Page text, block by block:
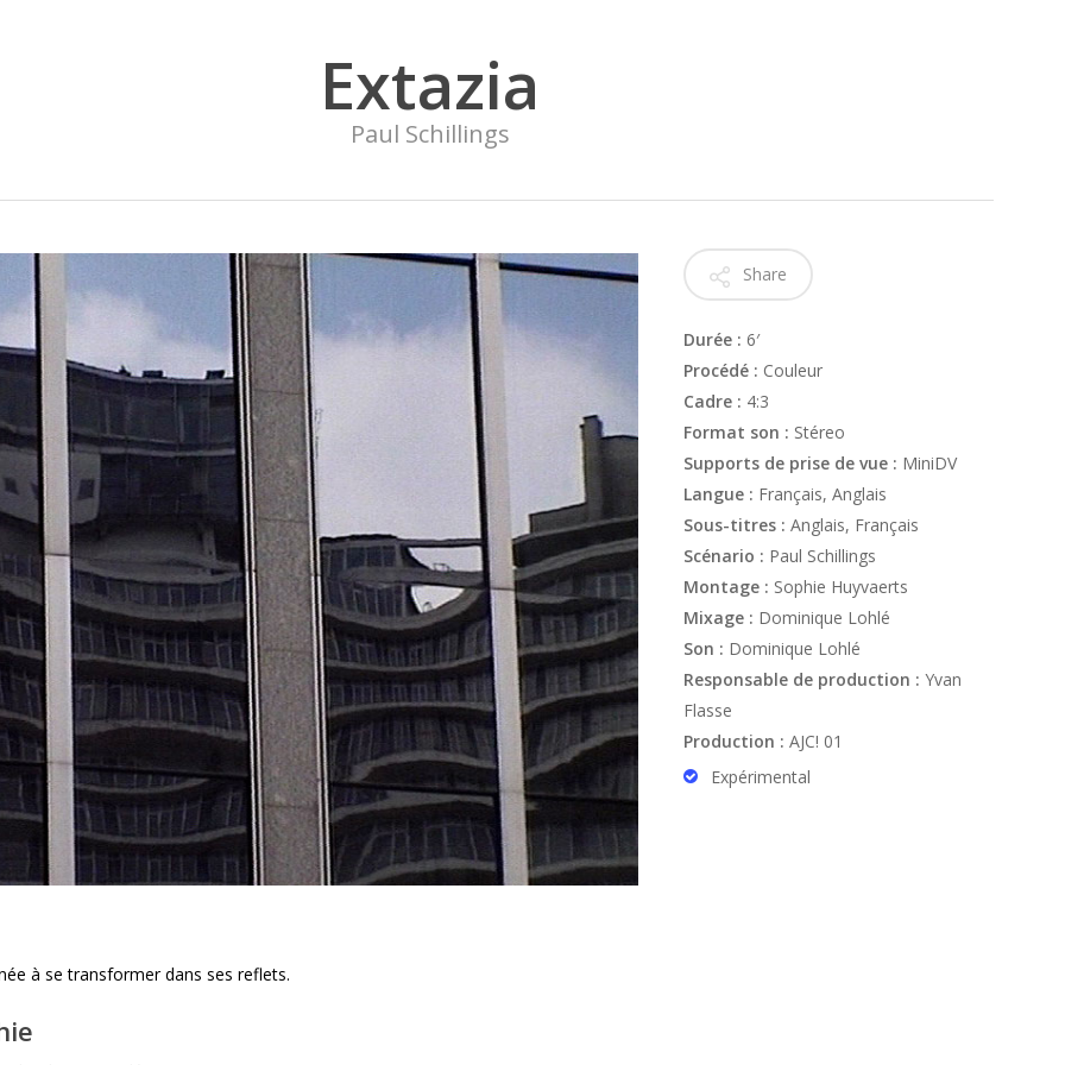
Extazia
Paul Schillings
à se transformer dans ses reflets.
Share
Durée : 6′
Procédé : Couleur
Cadre : 4:3
Format son : Stéreo
Supports de prise de vue : MiniDV
Langue : Français, Anglais
Sous-titres : Anglais, Français
Scénario : Paul Schillings
Montage : Sophie Huyvaerts
Mixage : Dominique Lohlé
Son : Dominique Lohlé
Responsable de production : Yvan
Flasse
Production : AJC! 01
Expérimental